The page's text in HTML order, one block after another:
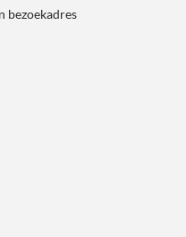
bezoekadres